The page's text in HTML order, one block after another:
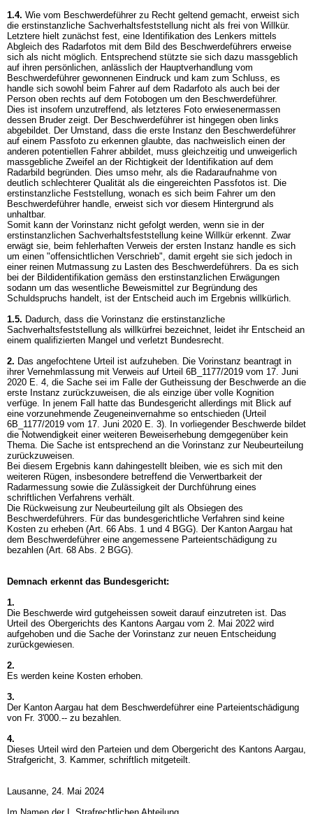
1.4. Wie vom Beschwerdeführer zu Recht geltend gemacht, erweist sich
die erstinstanzliche Sachverhaltsfeststellung nicht als frei von Willkür.
Letztere hielt zunächst fest, eine Identifikation des Lenkers mittels
Abgleich des Radarfotos mit dem Bild des Beschwerdeführers erweise
sich als nicht möglich. Entsprechend stützte sie sich dazu massgeblich
auf ihren persönlichen, anlässlich der Hauptverhandlung vom
Beschwerdeführer gewonnenen Eindruck und kam zum Schluss, es
handle sich sowohl beim Fahrer auf dem Radarfoto als auch bei der
Person oben rechts auf dem Fotobogen um den Beschwerdeführer.
Dies ist insofern unzutreffend, als letzteres Foto erwiesenermassen
dessen Bruder zeigt. Der Beschwerdeführer ist hingegen oben links
abgebildet. Der Umstand, dass die erste Instanz den Beschwerdeführer
auf einem Passfoto zu erkennen glaubte, das nachweislich einen der
anderen potentiellen Fahrer abbildet, muss gleichzeitig und unweigerlich
massgebliche Zweifel an der Richtigkeit der Identifikation auf dem
Radarbild begründen. Dies umso mehr, als die Radaraufnahme von
deutlich schlechterer Qualität als die eingereichten Passfotos ist. Die
erstinstanzliche Feststellung, wonach es sich beim Fahrer um den
Beschwerdeführer handle, erweist sich vor diesem Hintergrund als
unhaltbar.
Somit kann der Vorinstanz nicht gefolgt werden, wenn sie in der
erstinstanzlichen Sachverhaltsfeststellung keine Willkür erkennt. Zwar
erwägt sie, beim fehlerhaften Verweis der ersten Instanz handle es sich
um einen "offensichtlichen Verschrieb", damit ergeht sie sich jedoch in
einer reinen Mutmassung zu Lasten des Beschwerdeführers. Da es sich
bei der Bildidentifikation gemäss den erstinstanzlichen Erwägungen
sodann um das wesentliche Beweismittel zur Begründung des
Schuldspruchs handelt, ist der Entscheid auch im Ergebnis willkürlich.
1.5. Dadurch, dass die Vorinstanz die erstinstanzliche
Sachverhaltsfeststellung als willkürfrei bezeichnet, leidet ihr Entscheid an
einem qualifizierten Mangel und verletzt Bundesrecht.
2. Das angefochtene Urteil ist aufzuheben. Die Vorinstanz beantragt in
ihrer Vernehmlassung mit Verweis auf Urteil 6B_1177/2019 vom 17. Juni
2020 E. 4, die Sache sei im Falle der Gutheissung der Beschwerde an die
erste Instanz zurückzuweisen, die als einzige über volle Kognition
verfüge. In jenem Fall hatte das Bundesgericht allerdings mit Blick auf
eine vorzunehmende Zeugeneinvernahme so entschieden (Urteil
6B_1177/2019 vom 17. Juni 2020 E. 3). In vorliegender Beschwerde bildet
die Notwendigkeit einer weiteren Beweiserhebung demgegenüber kein
Thema. Die Sache ist entsprechend an die Vorinstanz zur Neubeurteilung
zurückzuweisen.
Bei diesem Ergebnis kann dahingestellt bleiben, wie es sich mit den
weiteren Rügen, insbesondere betreffend die Verwertbarkeit der
Radarmessung sowie die Zulässigkeit der Durchführung eines
schriftlichen Verfahrens verhält.
Die Rückweisung zur Neubeurteilung gilt als Obsiegen des
Beschwerdeführers. Für das bundesgerichtliche Verfahren sind keine
Kosten zu erheben (Art. 66 Abs. 1 und 4 BGG). Der Kanton Aargau hat
dem Beschwerdeführer eine angemessene Parteientschädigung zu
bezahlen (Art. 68 Abs. 2 BGG).
Demnach erkennt das Bundesgericht:
1.
Die Beschwerde wird gutgeheissen soweit darauf einzutreten ist. Das
Urteil des Obergerichts des Kantons Aargau vom 2. Mai 2022 wird
aufgehoben und die Sache der Vorinstanz zur neuen Entscheidung
zurückgewiesen.
2.
Es werden keine Kosten erhoben.
3.
Der Kanton Aargau hat dem Beschwerdeführer eine Parteientschädigung
von Fr. 3'000.-- zu bezahlen.
4.
Dieses Urteil wird den Parteien und dem Obergericht des Kantons Aargau,
Strafgericht, 3. Kammer, schriftlich mitgeteilt.
Lausanne, 24. Mai 2024